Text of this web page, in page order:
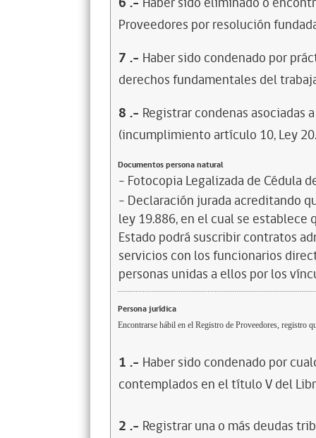
Proveedores por resolución
7 .- Haber sido condenado por
derechos fundamentales del
8 .- Registrar condenas asociadas
(incumplimiento artículo 10, Ley
Documentos persona natural
- Fotocopia Legalizada de Cédula
- Declaración jurada acreditando
ley 19.886, en el cual se
Estado podrá suscribir contratos
servicios con los funcionarios
personas unidas a ellos por los
Persona jurídica
Encontrarse hábil en el Registro de Proveedores, registro
1 .- Haber sido condenado por
contemplados en el título V del
2 .- Registrar una o más deudas